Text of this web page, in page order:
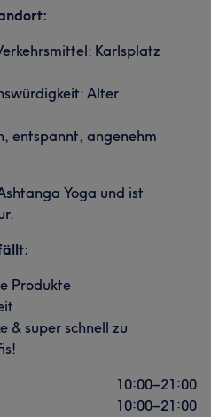
Karlsplatz
Alter
entspannt, angenehm
Yoga und ist
Produkte
& super schnell zu
10:00–21:00
10:00–21:00